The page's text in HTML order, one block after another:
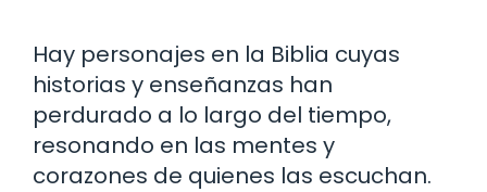
Hay personajes en la Biblia cuyas
historias y enseñanzas han
perdurado a lo largo del tiempo,
resonando en las mentes y
corazones de quienes las escuchan.